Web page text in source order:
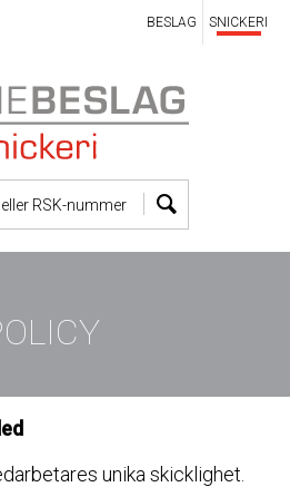
to
main
navigation
to
main
content
BESLAG SNICKERI
unika skicklighet.